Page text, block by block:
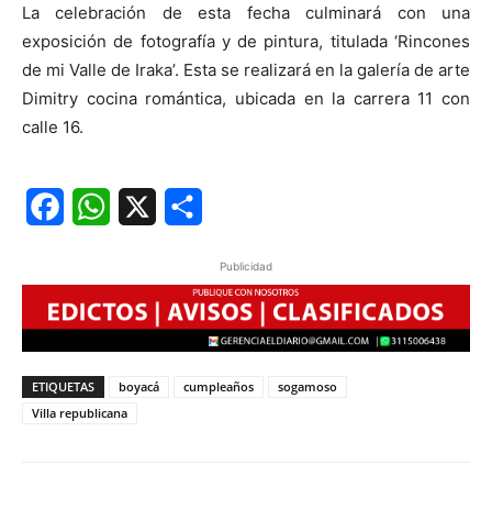
La celebración de esta fecha culminará con una
exposición de fotografía y de pintura, titulada ‘Rincones
de mi Valle de Iraka’. Esta se realizará en la galería de arte
Dimitry cocina romántica, ubicada en la carrera 11 con
calle 16.
FacebookWhatsApp
Publicidad
ETIQUETAS boyacá cumpleaños
sogamoso
Villa republicana